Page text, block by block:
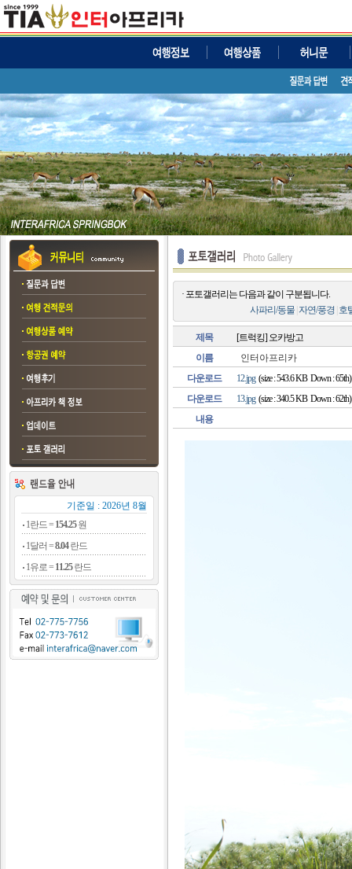
기준일 : 2026년 8월
1란드 = 154.25원
1달러 =8.04란드
1유로 = 11.25란드
· 포토갤러리는 다음과 같이 구분됩니다.
사파리/동물 자연/풍경 호
제목
[트럭킹] 오카방고
이름
인터아프리카
다운로드
12.jpg(size : 543.6 KB Down : 65th)
다운로드
13.jpg(size : 340.5 KB Down : 62th)
내용